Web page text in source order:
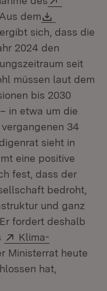
in neuem
. Aus dem
(Öffnet in neuem
ergibt sich, dass die
2024 den
seit
müssen laut dem
bis 2030
in etwa um die
34
sieht in
eine positive
fest, dass der
bedroht,
und ganz
fordert deshalb
Extern:
Klima-
in neuem Fenster)
Ministerrat heute
hat,